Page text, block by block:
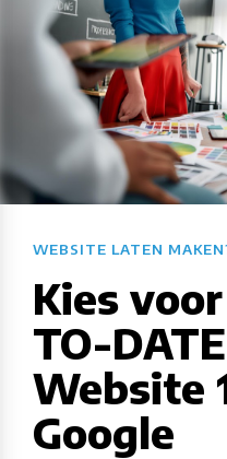
WEBSITE LATEN
Kies
TO-DATE
Website
Google